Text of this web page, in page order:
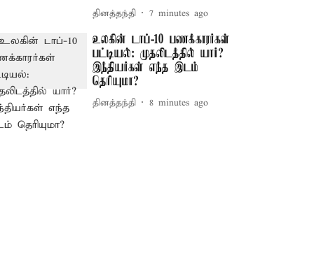
தினத்தந்தி 7 minutes ago
உலகின் டாப்-10 பணக்காரர்கள்
பட்டியல்: முதலிடத்தில் யார்?
இந்தியர்கள் எந்த இடம்
தெரியுமா?
தினத்தந்தி 8 minutes ago